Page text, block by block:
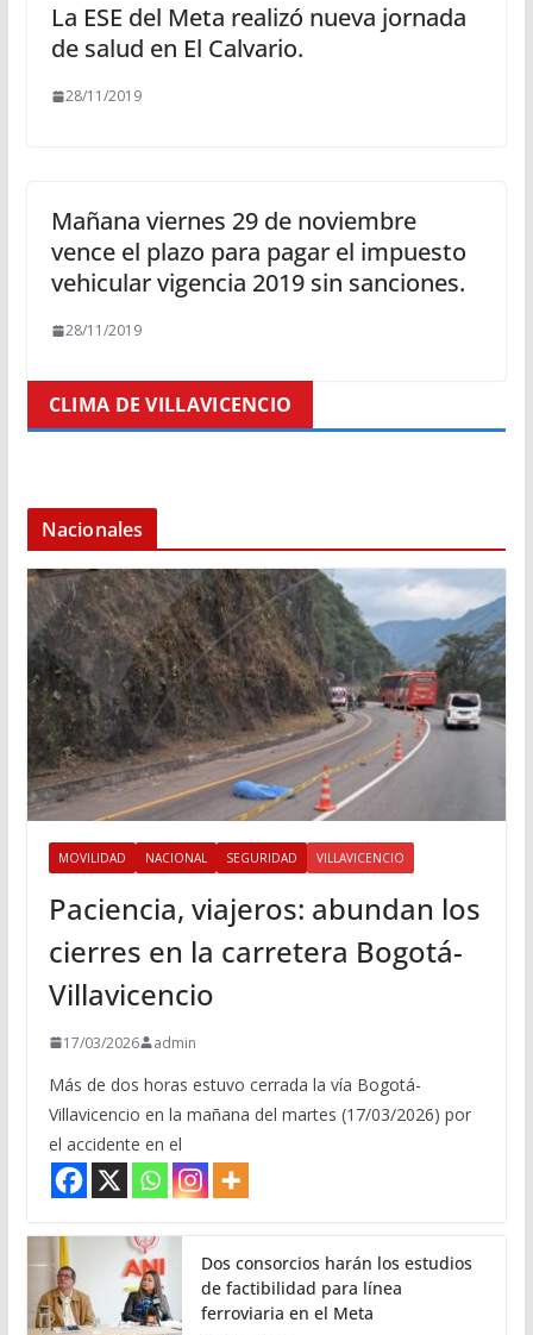
La ESE del Meta realizó nueva jornada
de salud en El Calvario.
28/11/2019
Mañana viernes 29 de noviembre
vence el plazo para pagar el impuesto
vehicular vigencia 2019 sin sanciones.
28/11/2019
CLIMA DE VILLAVICENCIO
Nacionales
MOVILIDAD NACIONAL SEGURIDAD VILLAVICENCIO
Paciencia, viajeros: abundan los
cierres en la carretera Bogotá-
Villavicencio
17/03/2026 admin
Más de dos horas estuvo cerrada la vía Bogotá-
Villavicencio en la mañana del martes (17/03/2026) por
el accidente en el
Dos consorcios harán los estudios
de factibilidad para línea
ferroviaria en el Meta